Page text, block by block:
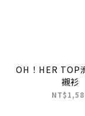
OH！HER TOP
襯衫